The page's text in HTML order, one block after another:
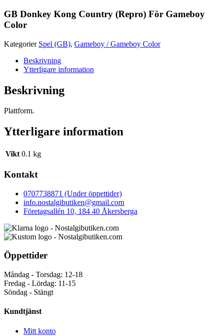
GB Donkey Kong Country (Repro) För Gameboy
Color
Kategorier Spel (GB), Gameboy / Gameboy Color
Beskrivning
Ytterligare information
Beskrivning
Plattform.
Ytterligare information
Vikt 0.1 kg
Kontakt
0707738871 (Under öppettider)
info.nostalgibutiken@gmail.com
Företagsallén 10, 184 40 Åkersberga
Öppettider
Måndag - Torsdag: 12-18
Fredag - Lördag: 11-15
Söndag - Stängt
Kundtjänst
Mitt konto